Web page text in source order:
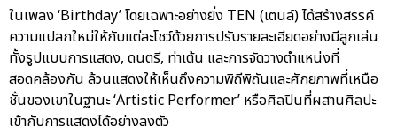
ในเพลง ‘Birthday’ โดยเฉพาะอย่างยิ่ง TEN (เตนล์) ได้สร้างสรรค์
ความแปลกใหม่ให้กับแต่ละโชว์ด้วยการปรับรายละเอียดอย่างมีลูกเล่น
ทั้งรูปแบบการแสดง, ดนตรี, ท่าเต้น และการจัดวางตำแหน่งที่
สอดคล้องกัน ล้วนแสดงให้เห็นถึงความพิถีพิถันและศักยภาพที่เหนือ
ชั้นของเขาในฐานะ ‘Artistic Performer’ หรือศิลปินที่ผสานศิลปะ
เข้ากับการแสดงได้อย่างลงตัว